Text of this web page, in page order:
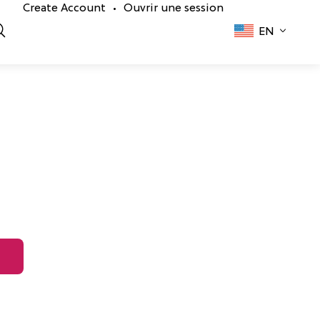
Create Account •
Ouvrir une session
EN